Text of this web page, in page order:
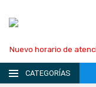
Nuevo horario de
CATEGORÍAS